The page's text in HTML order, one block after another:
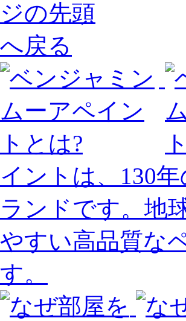
イントは、130
ランドです。地
やすい高品質な
す。